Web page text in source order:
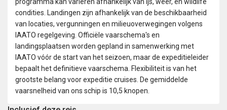
condities. Landingen zijn afhankelijk van de beschikbaarheid
van locaties, vergunningen en milieuoverwegingen volgens
IAATO regelgeving. Officiële vaarschema's en
landingsplaatsen worden gepland in samenwerking met
IAATO vóór de start van het seizoen, maar de expeditieleider
bepaalt het definitieve vaarschema. Flexibiliteit is van het
grootste belang voor expeditie cruises. De gemiddelde
vaarsnelheid van ons schip is 10,5 knopen.